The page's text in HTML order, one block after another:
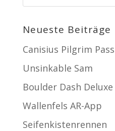
Neueste Beiträge
Canisius Pilgrim Pass
Unsinkable Sam
Boulder Dash Deluxe
Wallenfels AR-App
Seifenkistenrennen